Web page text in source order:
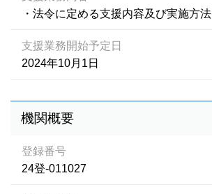
・法令に定める支援内容及び実施方法
支援業務開始予定日
2024年10月1日
機関概要
登録番号
24登-011027